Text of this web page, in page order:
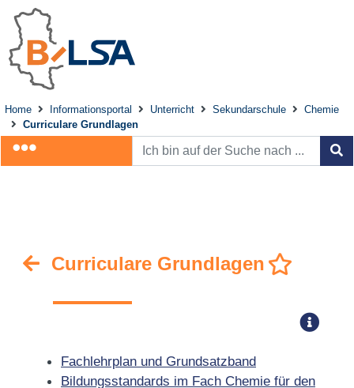
Home Informationsportal Unterricht Sekundarschule
Chemie
Curriculare Grundlagen
Curriculare Grundlagen
Fachlehrplan und Grundsatzband
Bildungsstandards im Fach Chemie für den